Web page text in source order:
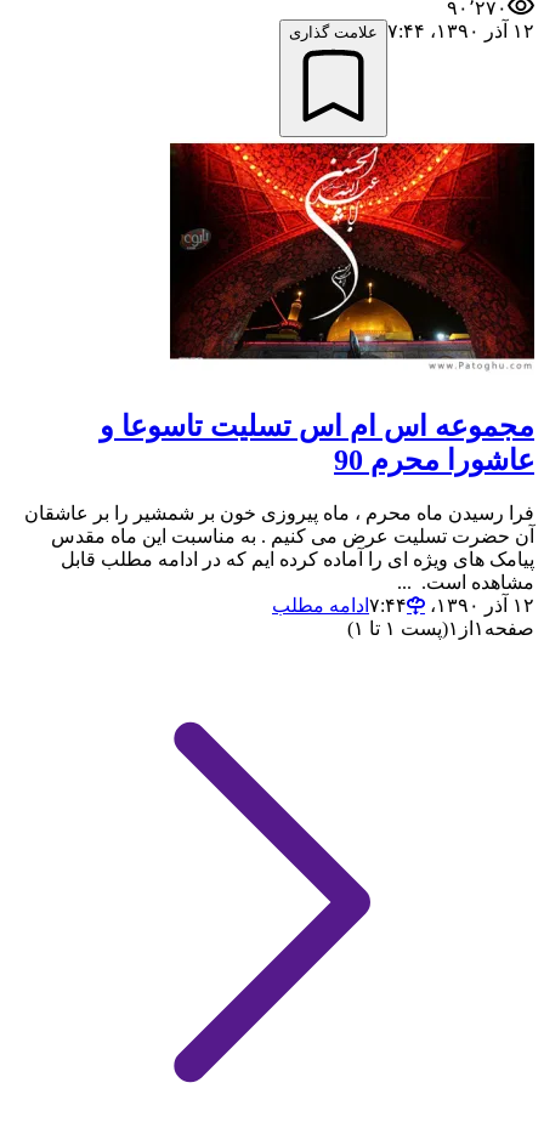
۹۰٬۲۷۰
۱۲ آذر ۱۳۹۰،‏ ۷:۴۴
علامت گذاری
مجموعه اس ام اس تسلیت تاسوعا و
عاشورا محرم 90
فرا رسیدن ماه محرم ، ماه پیروزی خون بر شمشیر را بر عاشقان
آن حضرت تسلیت عرض می کنیم . به مناسبت این ماه مقدس
پیامک های ویژه ای را آماده کرده ایم که در ادامه مطلب قابل
مشاهده است. ...
۱۲ آذر ۱۳۹۰،‏ ۷:۴۴
ادامه مطلب
صفحه ۱ از ۱(پست ۱ تا ۱)